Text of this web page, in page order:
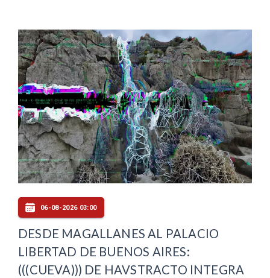
06-08-2026 03:00
DESDE MAGALLANES AL PALACIO
LIBERTAD DE BUENOS AIRES:
(((CUEVA))) DE HAVSTRACTO INTEGRA